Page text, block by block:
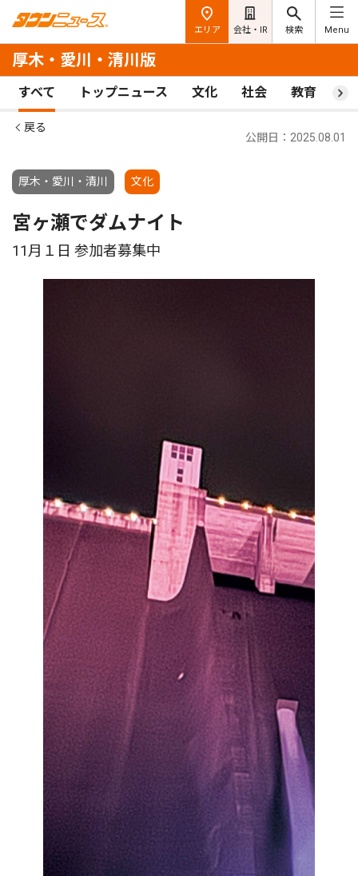
エリア 会社・IR 検索 Menu
厚木・愛川・清川版
すべて トップニュース 文化 社会 教育 ス
戻る
厚木・愛川・清川 文化
公開日：2025.08.01
宮ヶ瀬でダムナイト
11月１日 参加者募集中